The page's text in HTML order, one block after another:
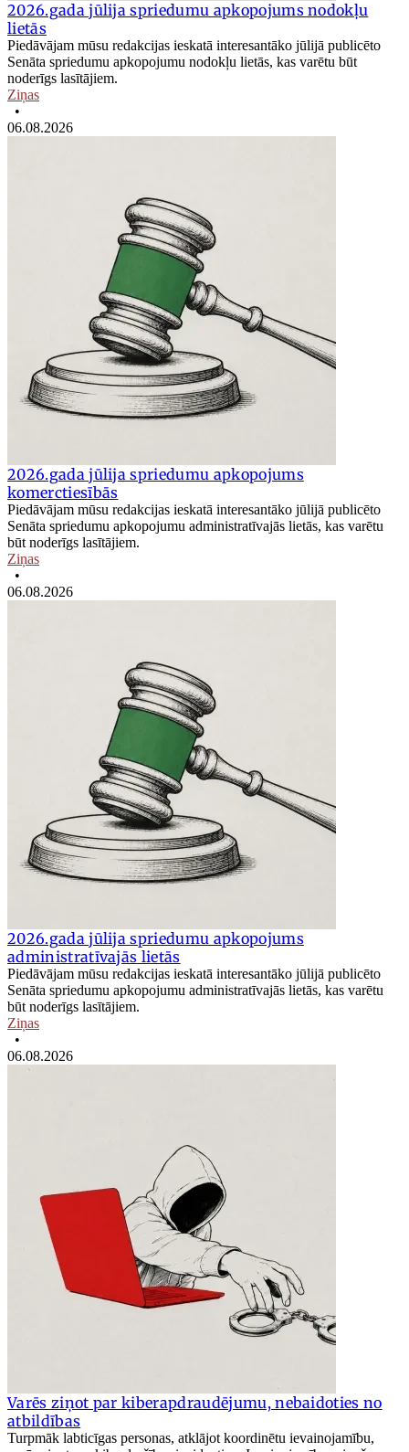
2026.gada jūlija spriedumu apkopojums nodokļu
lietās
Piedāvājam mūsu redakcijas ieskatā interesantāko jūlijā publicēto
Senāta spriedumu apkopojumu nodokļu lietās, kas varētu būt
noderīgs lasītājiem.
Ziņas
•
06.08.2026
2026.gada jūlija spriedumu apkopojums
komerctiesībās
Piedāvājam mūsu redakcijas ieskatā interesantāko jūlijā publicēto
Senāta spriedumu apkopojumu administratīvajās lietās, kas varētu
būt noderīgs lasītājiem.
Ziņas
•
06.08.2026
2026.gada jūlija spriedumu apkopojums
administratīvajās lietās
Piedāvājam mūsu redakcijas ieskatā interesantāko jūlijā publicēto
Senāta spriedumu apkopojumu administratīvajās lietās, kas varētu
būt noderīgs lasītājiem.
Ziņas
•
06.08.2026
Varēs ziņot par kiberapdraudējumu, nebaidoties no
atbildības
Turpmāk labticīgas personas, atklājot koordinētu ievainojamību,